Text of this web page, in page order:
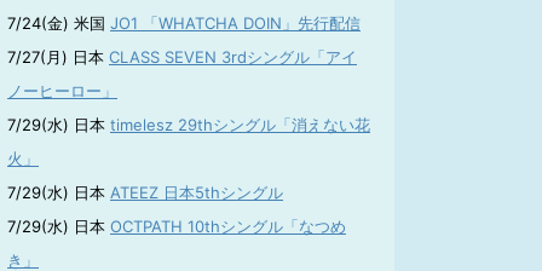
7/24(金) 米国 JO1 「WHATCHA DOIN」先行配信
7/27(月) 日本 CLASS SEVEN 3rdシングル「アイ
ノーヒーロー」
7/29(水) 日本 timelesz 29thシングル「消えない花
火」
7/29(水) 日本 ATEEZ 日本5thシングル
7/29(水) 日本 OCTPATH 10thシングル「なつめ
き」